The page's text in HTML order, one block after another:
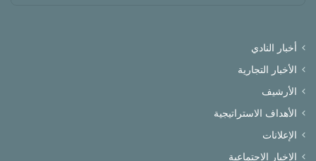
أخبار النادي
الأخبار التجارية
الأرشيف
الأهداف الاستراتيجية
الإعلانات
الاخبار الاجتماعية